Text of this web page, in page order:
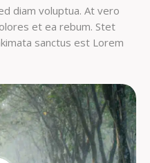
diam voluptua. At vero
et ea rebum. Stet
sanctus est Lorem